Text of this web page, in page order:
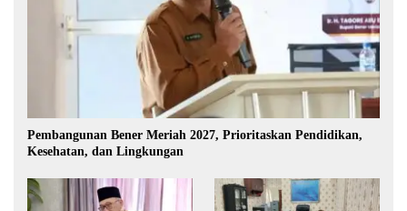
Pembangunan Bener Meriah 2027, Prioritaskan Pendidikan,
Kesehatan, dan Lingkungan